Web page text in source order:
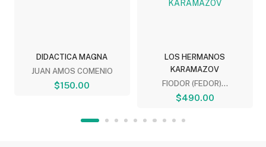
DIDACTICA MAGNA
JUAN AMOS COMENIO
$150.00
LOS HERMANOS
KARAMAZOV
FIODOR (FEDOR)...
$490.00